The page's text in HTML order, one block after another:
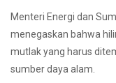
Menteri Energi dan
menegaskan bahwa
mutlak yang harus
sumber daya alam.